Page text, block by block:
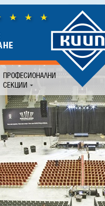
ПРОФЕСИОНАЛНИ
СЕКЦИИ